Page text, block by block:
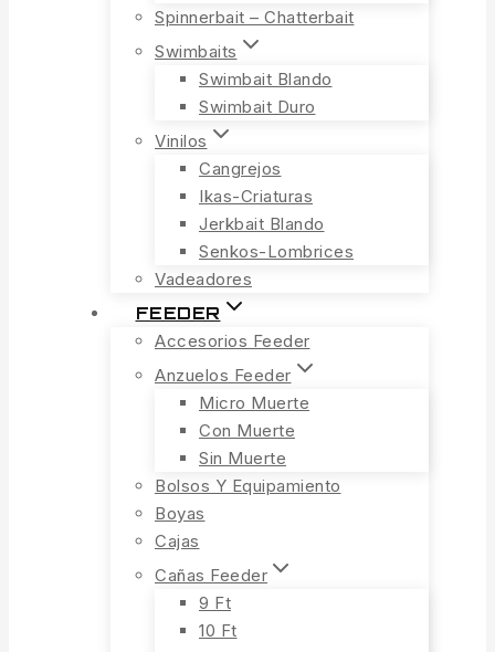
Spinnerbait – Chatterbait
Swimbaits
Swimbait Blando
Swimbait Duro
Vinilos
Cangrejos
Ikas-Criaturas
Jerkbait Blando
Senkos-Lombrices
Vadeadores
FEEDER
Accesorios Feeder
Anzuelos Feeder
Micro Muerte
Con Muerte
Sin Muerte
Bolsos Y Equipamiento
Boyas
Cajas
Cañas Feeder
9 Ft
10 Ft